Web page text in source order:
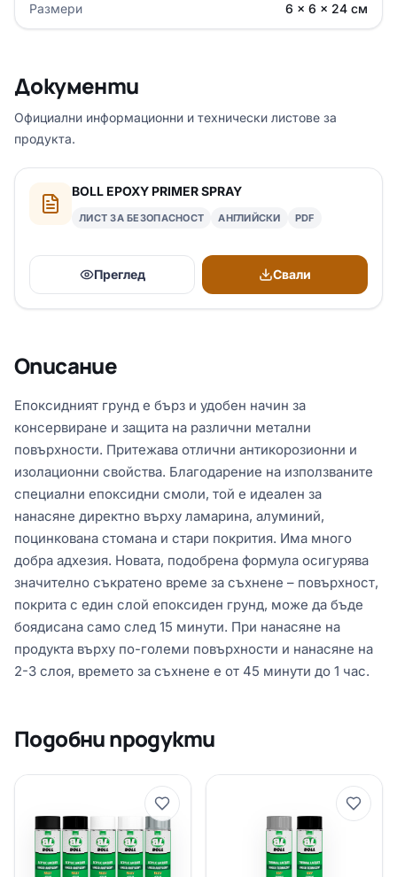
Размери 6 × 6 × 24 см
Документи
Официални информационни и технически листове за
продукта.
BOLL EPOXY PRIMER SPRAY
ЛИСТ ЗА БЕЗОПАСНОСТ АНГЛИЙСКИ PDF
Преглед Свали
Описание
Епоксидният грунд е бърз и удобен начин за
консервиране и защита на различни метални
повърхности. Притежава отлични антикорозионни и
изолационни свойства. Благодарение на използваните
специални епоксидни смоли, той е идеален за
нанасяне директно върху ламарина, алуминий,
поцинкована стомана и стари покрития. Има много
добра адхезия. Новата, подобрена формула осигурява
значително съкратено време за съхнене – повърхност,
покрита с един слой епоксиден грунд, може да бъде
боядисана само след 15 минути. При нанасяне на
продукта върху по-големи повърхности и нанасяне на
2-3 слоя, времето за съхнене е от 45 минути до 1 час.
Подобни продукти